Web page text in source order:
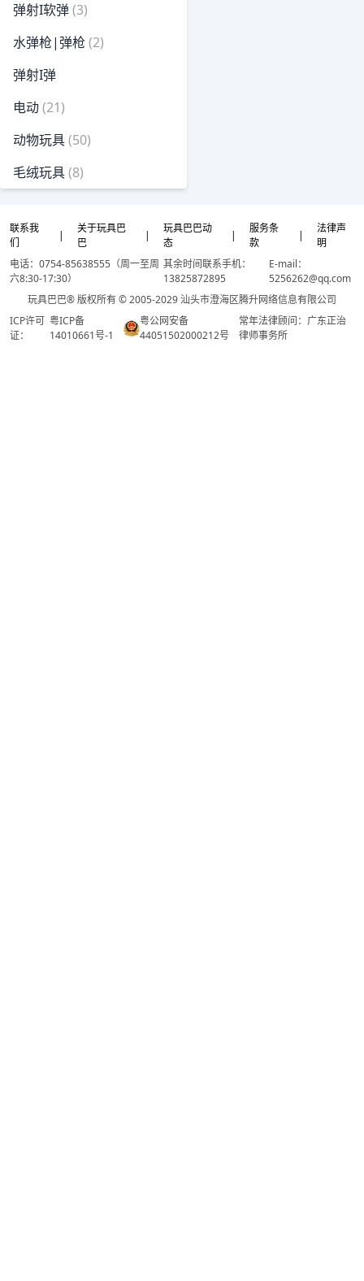
弹射I软弹(3)
水弹枪|弹枪 (2)
弹射I弹
电动(21)
动物玩具(50)
毛绒玩具(8)
联系我
们
|
关于玩具巴
巴
|
玩具巴巴动
态
|
服务条
款
|
法律声
明
电话：0754-85638555（周一至周
六8:30-17:30）
其余时间联系手机：
13825872895
E-mail：
5256262@qq.com
玩具巴巴® 版权所有 © 2005-2029 汕头市澄海区腾升网络信息有限公司
ICP许可
证：
粤ICP备
14010661号-1
粤公网安备
44051502000212号
常年法律顾问：广东正治
律师事务所